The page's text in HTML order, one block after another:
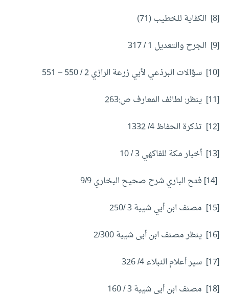
[8] الكفاية للخطيب (71)
[9] الجرح والتعديل 1 / 317
[10] سؤالات البرذعي لأبي زرعة الرازي 2 / 550 – 551
[11] ينظر: لطائف المعارف ص:263
[12] تذكرة الحفاظ 4/ 1332
[13] أخبار مكة للفاكهي 3 / 10
[14] فتح الباري شرح صحيح البخاري 9/9
[15] مصنف ابن أبي شيبة 3 /250
[16] ينظر مصنف ابن أبى شيبة 2/300
[17] سير أعلام النبلاء 4/ 326
[18] مصنف ابن أبي شيبة 3 / 160